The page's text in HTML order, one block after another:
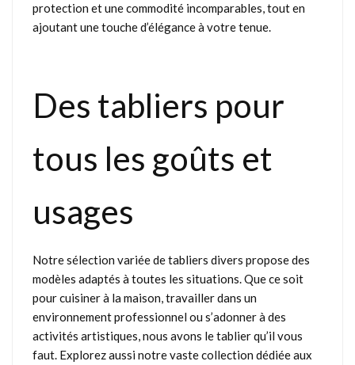
protection et une commodité incomparables, tout en
ajoutant une touche d’élégance à votre tenue.
Des tabliers pour
tous les goûts et
usages
Notre sélection variée de tabliers divers propose des
modèles adaptés à toutes les situations. Que ce soit
pour cuisiner à la maison, travailler dans un
environnement professionnel ou s’adonner à des
activités artistiques, nous avons le tablier qu’il vous
faut. Explorez aussi notre vaste collection dédiée aux